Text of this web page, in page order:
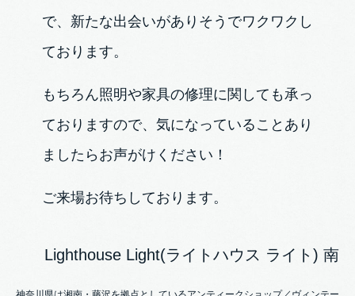
で、新たな出会いがありそうでワクワクし
ております。
もちろん照明や家具の修理に関しても承っ
ておりますので、気になっていることあり
ましたらお声がけください！
ご来場お待ちしております。
Lighthouse Light(ライトハウス ライト) 南